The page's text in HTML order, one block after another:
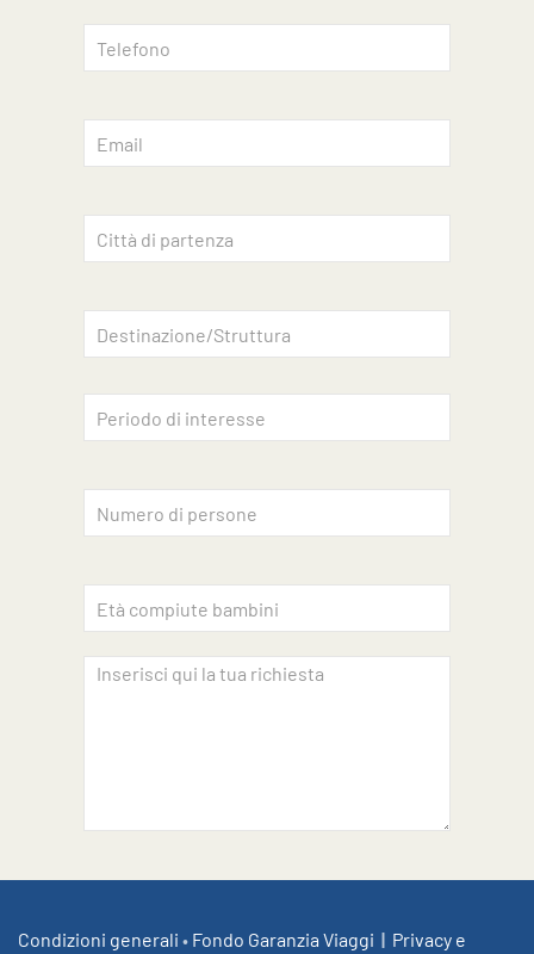
Condizioni generali • Fondo Garanzia Viaggi | Privacy e